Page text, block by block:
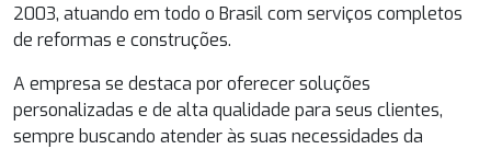
2003, atuando em todo o Brasil com serviços completos
de reformas e construções.
A empresa se destaca por oferecer soluções
personalizadas e de alta qualidade para seus clientes,
sempre buscando atender às suas necessidades da